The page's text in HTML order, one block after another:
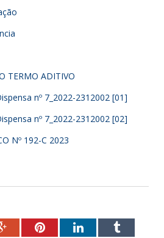
TERMO ADITIVO
nº 7_2022-2312002 [01]
nº 7_2022-2312002 [02]
Nº 192-C 2023
Google+Pinterest
LinkedIn